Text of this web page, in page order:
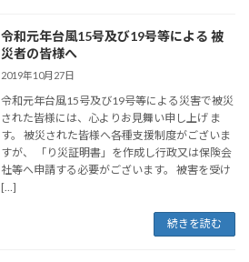
令和元年台風15号及び19号等による 被
災者の皆様へ
2019年10月27日
令和元年台風15号及び19号等による災害で被災
された皆様には、心よりお見舞い申し上げ ま
す。 被災された皆様へ各種支援制度がございま
すが、 「り災証明書」を作成し行政又は保険会
社等へ申請する必要がございます。 被害を受け
[…]
続きを読む